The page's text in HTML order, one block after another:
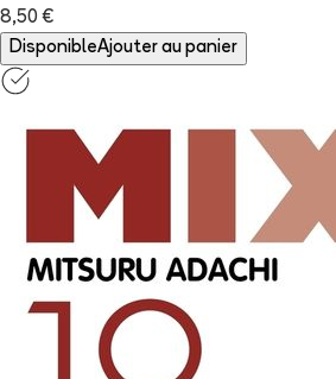
8,50 €
DisponibleAjouter au panier